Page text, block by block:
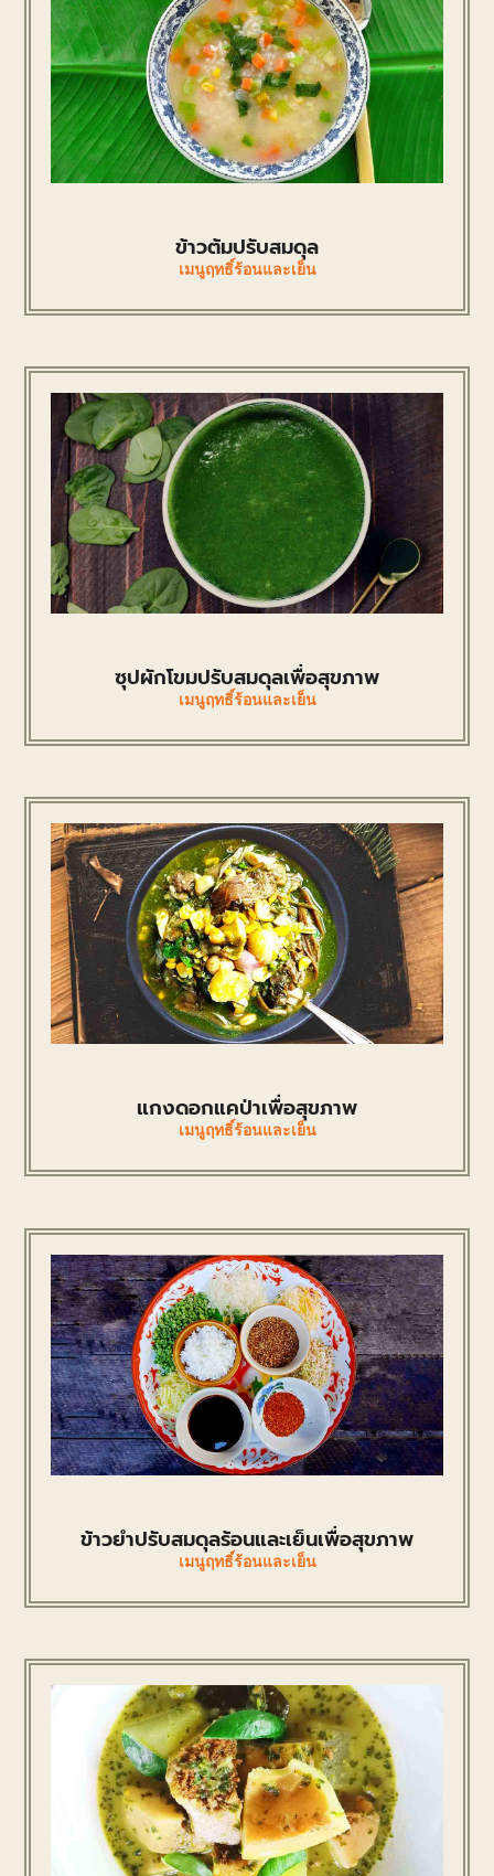
ข้าวต้มปรับสมดุล
เมนูฤทธิ์ร้อนและเย็น
ซุปผักโขมปรับสมดุลเพื่อสุขภาพ
เมนูฤทธิ์ร้อนและเย็น
แกงดอกแคป่าเพื่อสุขภาพ
เมนูฤทธิ์ร้อนและเย็น
ข้าวยำปรับสมดุลร้อนและเย็นเพื่อสุขภาพ
เมนูฤทธิ์ร้อนและเย็น